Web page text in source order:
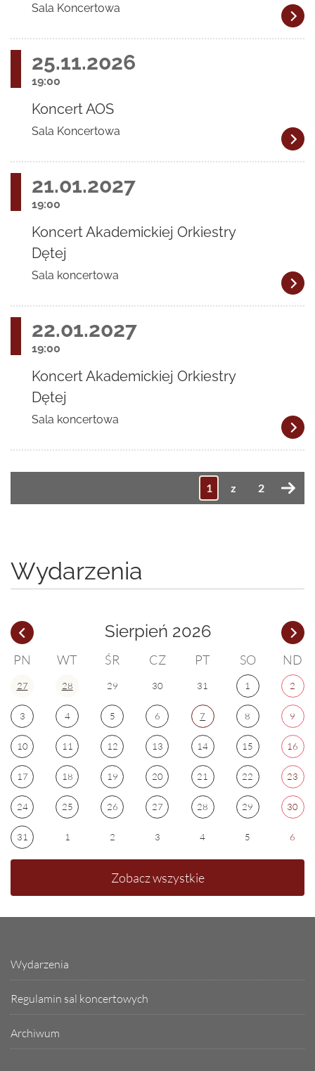
Sala Koncertowa
25.11.2026
19:00
Koncert AOS
Sala Koncertowa
21.01.2027
19:00
Koncert Akademickiej Orkiestry
Dętej
Sala koncertowa
22.01.2027
19:00
Koncert Akademickiej Orkiestry
Dętej
Sala koncertowa
z 2
Wydarzenia
Sierpień 2026
PN WT ŚR CZ PT SO ND
27 28 29 30 31 1 2
3 4 5 6 7 8 9
10 11 12 13 14 15 16
17 18 19 20 21 22 23
24 25 26 27 28 29 30
31 1 2 3 4 5 6
Zobacz wszystkie
Wydarzenia
Regulamin sal koncertowych
Archiwum